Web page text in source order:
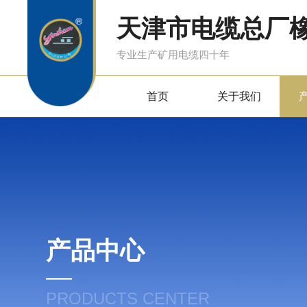
天津市电缆总厂
专业生产矿用电缆四十年
首页 关于我们
产品中心
PRODUCTS CENTER